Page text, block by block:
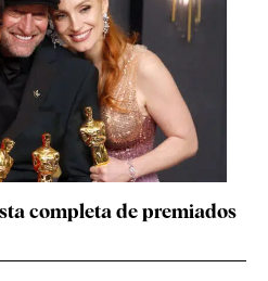
completa de premiados